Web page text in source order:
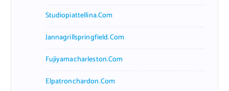
Studiopiattellina.com
Jannagrillspringfield.com
Fujiyamacharleston.com
Elpatronchardon.com